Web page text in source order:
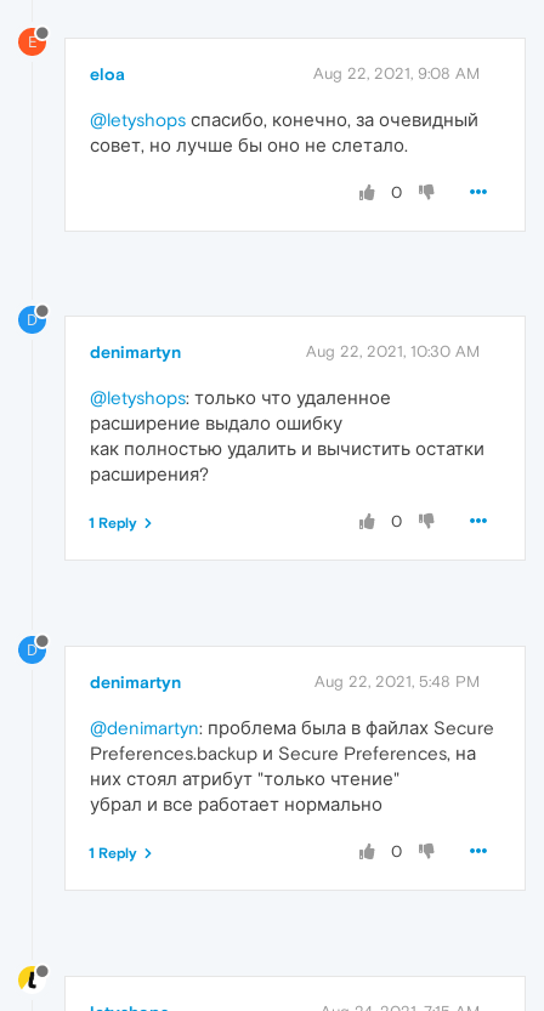
E
eloa Aug 22, 2021, 9:08 AM
@letyshops спасибо, конечно, за очевидный
совет, но лучше бы оно не слетало.
0
D
denimartyn Aug 22, 2021, 10:30 AM
@letyshops: только что удаленное
расширение выдало ошибку
как полностью удалить и вычистить остатки
расширения?
0
1 Reply
D
denimartyn Aug 22, 2021, 5:48 PM
@denimartyn: проблема была в файлах Secure
Preferences.backup и Secure Preferences, на
них стоял атрибут "только чтение"
убрал и все работает нормально
0
1 Reply